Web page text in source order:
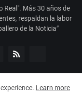
Real". Más 30 años de
respaldan la labor
de la Noticia”
Learn more